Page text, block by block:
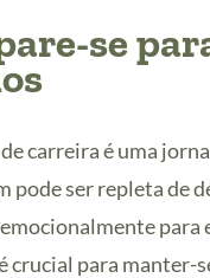
se
carreira é uma
pode ser repleta de
para
crucial para manter-